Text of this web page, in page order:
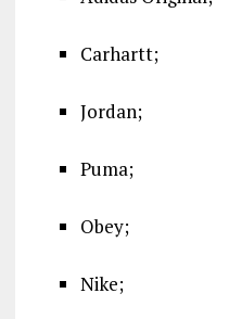
Carhartt;
Jordan;
Puma;
Obey;
Nike;